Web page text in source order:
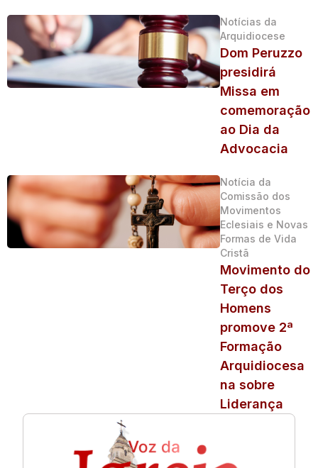
Notícias da
Arquidiocese
Dom Peruzzo
presidirá
Missa em
comemoração
ao Dia da
Advocacia
Notícia da
Comissão dos
Movimentos
Eclesiais e Novas
Formas de Vida
Cristã
Movimento do
Terço dos
Homens
promove 2ª
Formação
Arquidiocesa
na sobre
Liderança